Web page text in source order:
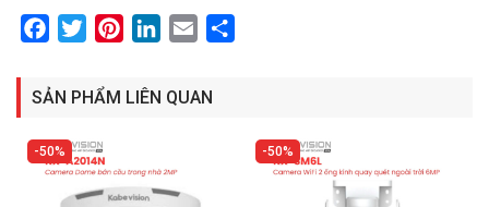
FacebookTwitterPinterestLinkedIn
Email
SẢN PHẨM LIÊN QUAN
50% 50%